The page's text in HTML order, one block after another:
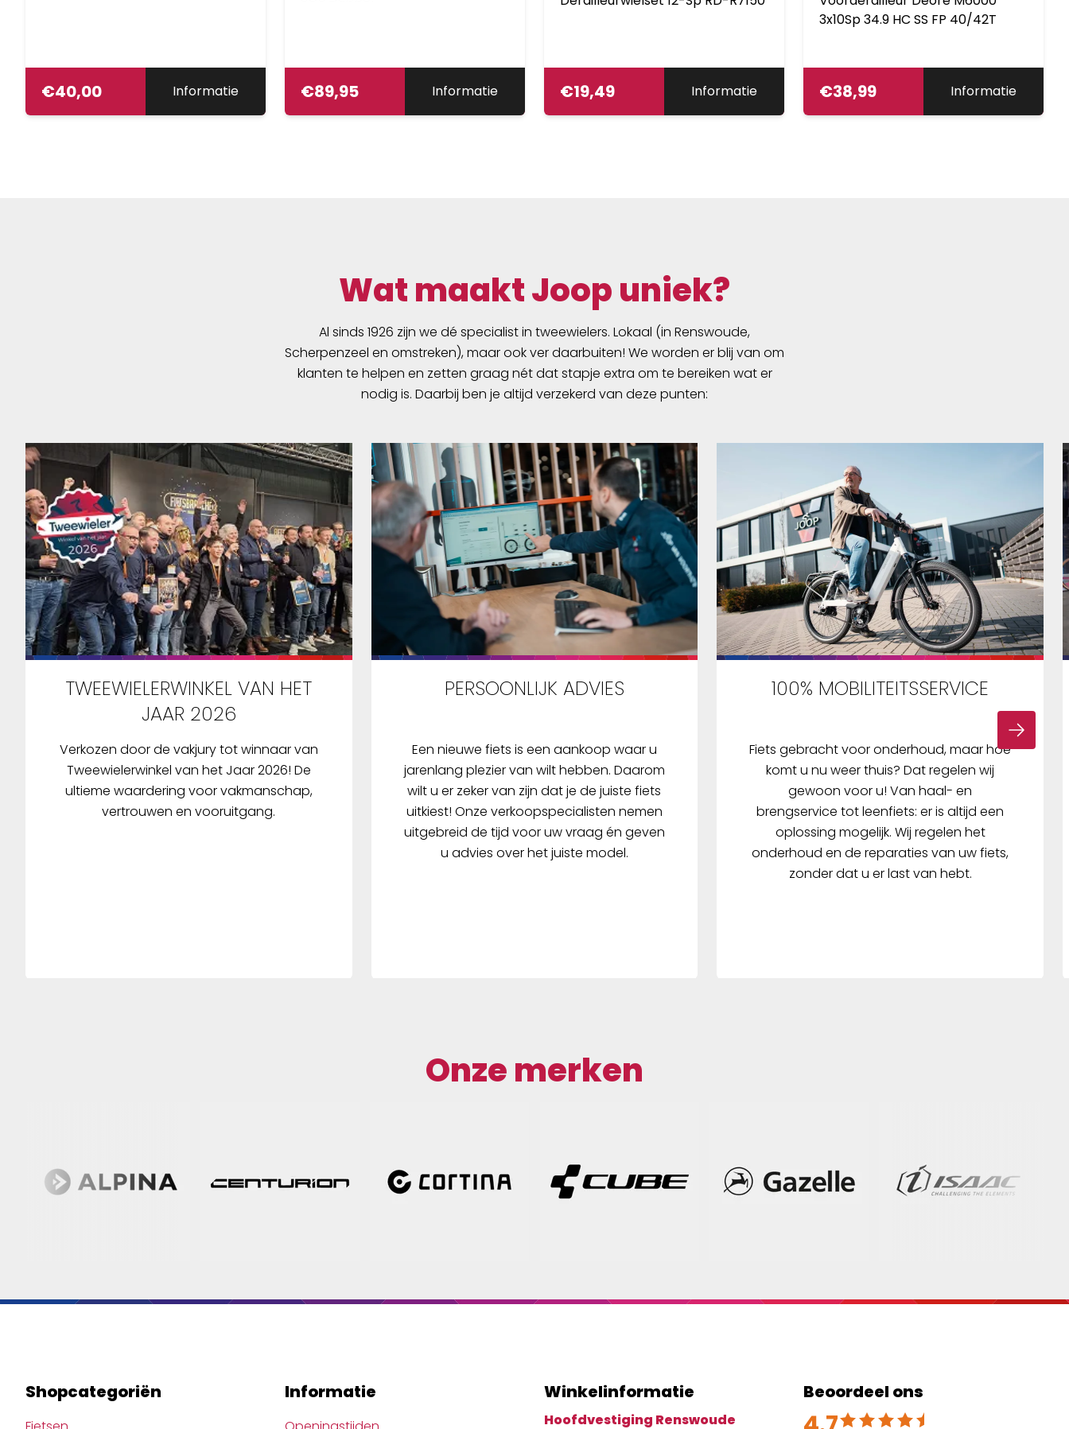
€40,00 Informatie €89,95 Informatie €19,49 Informatie
3x10Sp 34.9 HC SS FP 40/42T
€38,99 Informatie
Wat maakt Joop uniek?
Al sinds 1926 zijn we dé specialist in tweewielers. Lokaal (in Renswoude,
Scherpenzeel en omstreken), maar ook ver daarbuiten! We worden er blij van om
klanten te helpen en zetten graag nét dat stapje extra om te bereiken wat er
nodig is. Daarbij ben je altijd verzekerd van deze punten:
TWEEWIELERWINKEL VAN HET
JAAR 2026
Verkozen door de vakjury tot winnaar van
Tweewielerwinkel van het Jaar 2026! De
ultieme waardering voor vakmanschap,
vertrouwen en vooruitgang.
PERSOONLIJK ADVIES
Een nieuwe fiets is een aankoop waar u
jarenlang plezier van wilt hebben. Daarom
wilt u er zeker van zijn dat je de juiste fiets
uitkiest! Onze verkoopspecialisten nemen
uitgebreid de tijd voor uw vraag én geven
u advies over het juiste model.
100% MOBILITEITSSERVICE
Fiets gebracht voor onderhoud, maar hoe
komt u nu weer thuis? Dat regelen wij
gewoon voor u! Van haal- en
brengservice tot leenfiets: er is altijd een
oplossing mogelijk. Wij regelen het
onderhoud en de reparaties van uw fiets,
zonder dat u er last van hebt.
Onze merken
Shopcategoriën Informatie Winkelinformatie
Hoofdvestiging Renswoude
Beoordeel ons
Beoordeeld met 4.7 uit 5